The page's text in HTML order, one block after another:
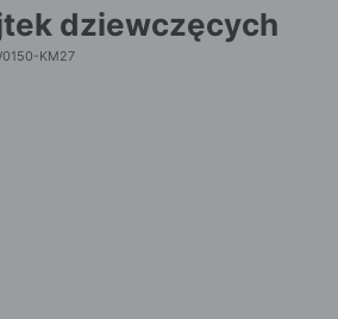
dziewczęcych
KM27